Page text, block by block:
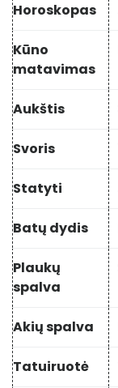
Horoskopas
Kūno
matavimas
Aukštis
Svoris
Statyti
Batų dydis
Plaukų
spalva
Akių spalva
Tatuiruotė